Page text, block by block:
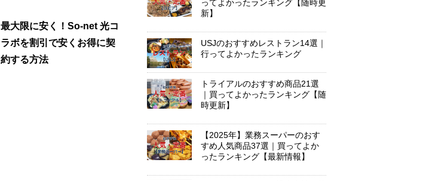
最大限に安く！So-net 光コ
ラボを割引で安くお得に契
約する方法
ってよかったランキング【随時更
新】
USJのおすすめレストラン14選｜
行ってよかったランキング
トライアルのおすすめ商品21選
｜買ってよかったランキング【随
時更新】
【2025年】業務スーパーのおす
すめ人気商品37選｜買ってよか
ったランキング【最新情報】